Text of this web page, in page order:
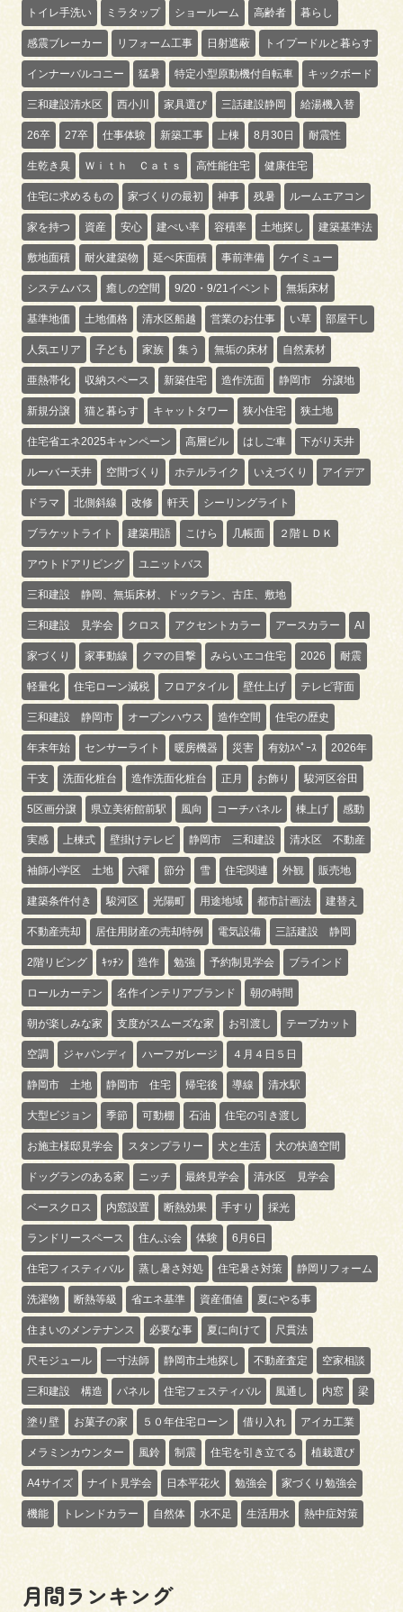
トイレ手洗い ミラタップ ショールーム 高齢者 暮らし
感震ブレーカー リフォーム工事 日射遮蔽 トイプードルと暮らす
インナーバルコニー 猛暑 特定小型原動機付自転車 キックボード
三和建設清水区 西小川 家具選び 三話建設静岡 給湯機入替
26卒 27卒 仕事体験 新築工事 上棟 8月30日 耐震性
生乾き臭 Ｗｉｔｈ Ｃａｔｓ 高性能住宅 健康住宅
住宅に求めるもの 家づくりの最初 神事 残暑 ルームエアコン
家を持つ 資産 安心 建ぺい率 容積率 土地探し 建築基準法
敷地面積 耐火建築物 延べ床面積 事前準備 ケイミュー
システムバス 癒しの空間 9/20・9/21イベント 無垢床材
基準地価 土地価格 清水区船越 営業のお仕事 い草 部屋干し
人気エリア 子ども 家族 集う 無垢の床材 自然素材
亜熱帯化 収納スペース 新築住宅 造作洗面 静岡市 分譲地
新規分譲 猫と暮らす キャットタワー 狭小住宅 狭土地
住宅省エネ2025キャンペーン 高層ビル はしご車 下がり天井
ルーバー天井 空間づくり ホテルライク いえづくり アイデア
ドラマ 北側斜線 改修 軒天 シーリングライト
ブラケットライト 建築用語 こけら 几帳面 ２階ＬＤＫ
アウトドアリビング ユニットバス
三和建設 静岡、無垢床材、ドックラン、古庄、敷地
三和建設 見学会 クロス アクセントカラー アースカラー AI
家づくり 家事動線 クマの目撃 みらいエコ住宅 2026 耐震
軽量化 住宅ローン減税 フロアタイル 壁仕上げ テレビ背面
三和建設 静岡市 オープンハウス 造作空間 住宅の歴史
年末年始 センサーライト 暖房機器 災害 有効ｽﾍﾟｰｽ 2026年
干支 洗面化粧台 造作洗面化粧台 正月 お飾り 駿河区谷田
5区画分譲 県立美術館前駅 風向 コーチパネル 棟上げ 感動
実感 上棟式 壁掛けテレビ 静岡市 三和建設 清水区 不動産
袖師小学区 土地 六曜 節分 雪 住宅関連 外観 販売地
建築条件付き 駿河区 光陽町 用途地域 都市計画法 建替え
不動産売却 居住用財産の売却特例 電気設備 三話建設 静岡
2階リビング ｷｯﾁﾝ 造作 勉強 予約制見学会 ブラインド
ロールカーテン 名作インテリアブランド 朝の時間
朝が楽しみな家 支度がスムーズな家 お引渡し テープカット
空調 ジャパンディ ハーフガレージ ４月４日５日
静岡市 土地 静岡市 住宅 帰宅後 導線 清水駅
大型ビジョン 季節 可動棚 石油 住宅の引き渡し
お施主様邸見学会 スタンプラリー 犬と生活 犬の快適空間
ドッグランのある家 ニッチ 最終見学会 清水区 見学会
ベースクロス 内窓設置 断熱効果 手すり 採光
ランドリースペース 住んぷ会 体験 6月6日
住宅フィスティバル 蒸し暑さ対処 住宅暑さ対策 静岡リフォーム
洗濯物 断熱等級 省エネ基準 資産価値 夏にやる事
住まいのメンテナンス 必要な事 夏に向けて 尺貫法
尺モジュール 一寸法師 静岡市土地探し 不動産査定 空家相談
三和建設 構造 パネル 住宅フェスティバル 風通し 内窓 梁
塗り壁 お菓子の家 ５０年住宅ローン 借り入れ アイカ工業
メラミンカウンター 風鈴 制震 住宅を引き立てる 植栽選び
A4サイズ ナイト見学会 日本平花火 勉強会 家づくり勉強会
機能 トレンドカラー 自然体 水不足 生活用水 熱中症対策
月間ランキング